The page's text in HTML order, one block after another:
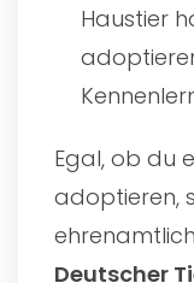
Haustier
Egal, ob du
adoptieren,
Deutscher